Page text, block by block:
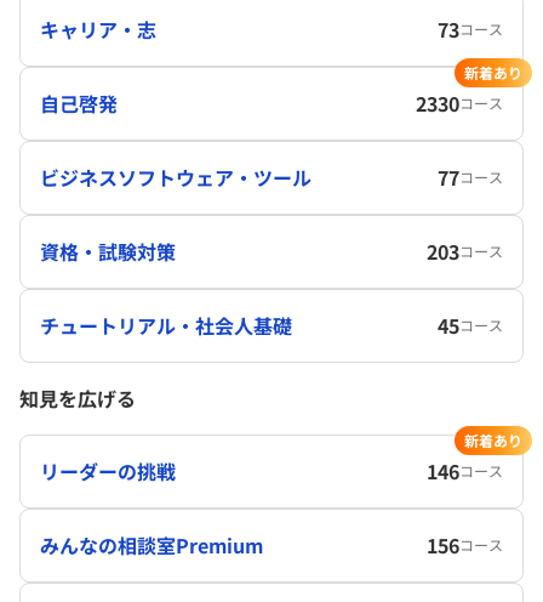
キャリア・志 73コース
自己啓発 2330コース
新着あり
ビジネスソフトウェア・ツール 77コース
資格・試験対策 203コース
チュートリアル・社会人基礎 45コース
知見を広げる
リーダーの挑戦 146コース
新着あり
みんなの相談室Premium 156コース